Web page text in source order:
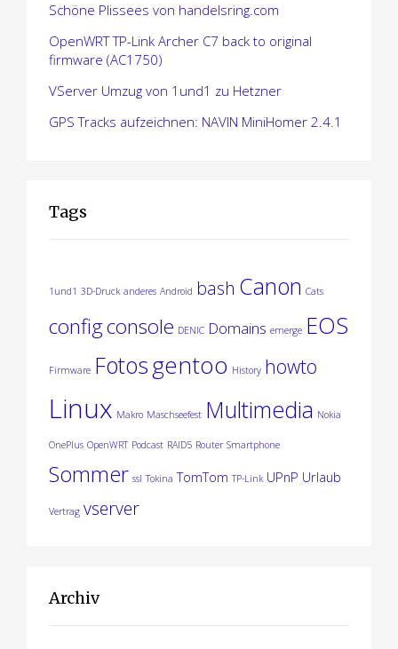
Schöne Plissees von handelsring.com
OpenWRT TP-Link Archer C7 back to original
firmware (AC1750)
VServer Umzug von 1und1 zu Hetzner
GPS Tracks aufzeichnen: NAVIN MiniHomer 2.4.1
Tags
1und1 3D-Druck anderes Android bash Canon Cats
configconsole DENIC Domains emerge EOS
Firmware Fotosgentoo History howto
Linux Makro Maschseefest Multimedia Nokia
OnePlus OpenWRT Podcast RAID5 Router Smartphone
Sommer ssl Tokina TomTom TP-Link UPnP Urlaub
Vertrag vserver
Archiv